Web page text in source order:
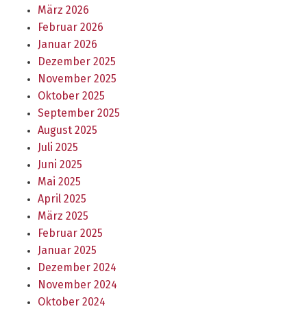
März 2026
Februar 2026
Januar 2026
Dezember 2025
November 2025
Oktober 2025
September 2025
August 2025
Juli 2025
Juni 2025
Mai 2025
April 2025
März 2025
Februar 2025
Januar 2025
Dezember 2024
November 2024
Oktober 2024